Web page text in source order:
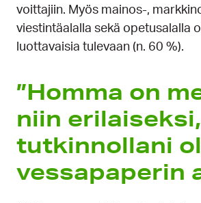
voittajiin. Myös mainos-,
viestintäalalla sekä opetusalalla
luottavaisia tulevaan (n. 60 %).
”Homma on
niin
tutkinnollani
vessapaperin